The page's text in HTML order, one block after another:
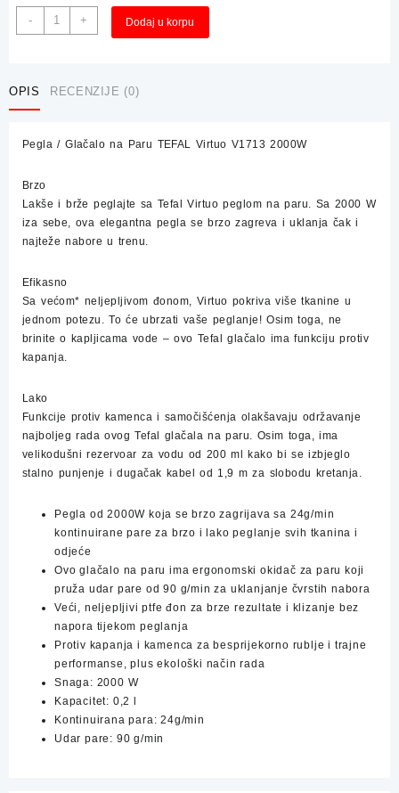
-
Pegla
/
Paru
V1713
količina
+ Dodaj u korpu
OPIS RECENZIJE (0)
Pegla / Glačalo na Paru TEFAL Virtuo V1713 2000W
Brzo
Lakše i brže peglajte sa Tefal Virtuo peglom na paru. Sa 2000 W
iza sebe, ova elegantna pegla se brzo zagreva i uklanja čak i
najteže nabore u trenu.
Efikasno
Sa većom* neljepljivom đonom, Virtuo pokriva više tkanine u
jednom potezu. To će ubrzati vaše peglanje! Osim toga, ne
brinite o kapljicama vode – ovo Tefal glačalo ima funkciju protiv
kapanja.
Lako
Funkcije protiv kamenca i samočišćenja olakšavaju održavanje
najboljeg rada ovog Tefal glačala na paru. Osim toga, ima
velikodušni rezervoar za vodu od 200 ml kako bi se izbjeglo
stalno punjenje i dugačak kabel od 1,9 m za slobodu kretanja.
Pegla od 2000W koja se brzo zagrijava sa 24g/min
kontinuirane pare za brzo i lako peglanje svih tkanina i
odjeće
Ovo glačalo na paru ima ergonomski okidač za paru koji
pruža udar pare od 90 g/min za uklanjanje čvrstih nabora
Veći, neljepljivi ptfe đon za brze rezultate i klizanje bez
napora tijekom peglanja
Protiv kapanja i kamenca za besprijekorno rublje i trajne
performanse, plus ekološki način rada
Snaga: 2000 W
Kapacitet: 0,2 l
Kontinuirana para: 24g/min
Udar pare: 90 g/min